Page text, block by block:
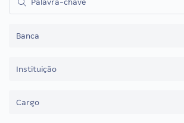
Banca
Instituição
Cargo